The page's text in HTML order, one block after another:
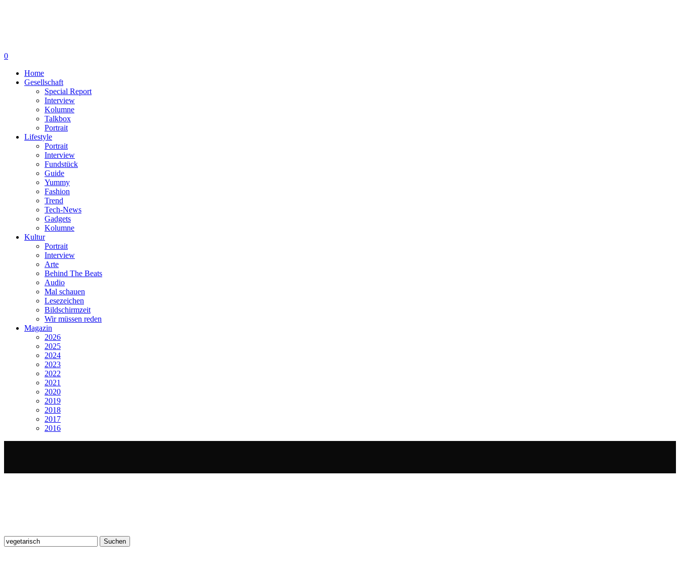
0
Home
Gesellschaft
Special Report
Interview
Kolumne
Talkbox
Portrait
Lifestyle
Portrait
Interview
Fundstück
Guide
Yummy
Fashion
Trend
Tech-News
Gadgets
Kolumne
Kultur
Portrait
Interview
Arte
Behind The Beats
Audio
Mal schauen
Lesezeichen
Bildschirmzeit
Wir müssen reden
Magazin
2026
2025
2024
2023
2022
2021
2020
2019
2018
2017
2016
Suchen
nach: